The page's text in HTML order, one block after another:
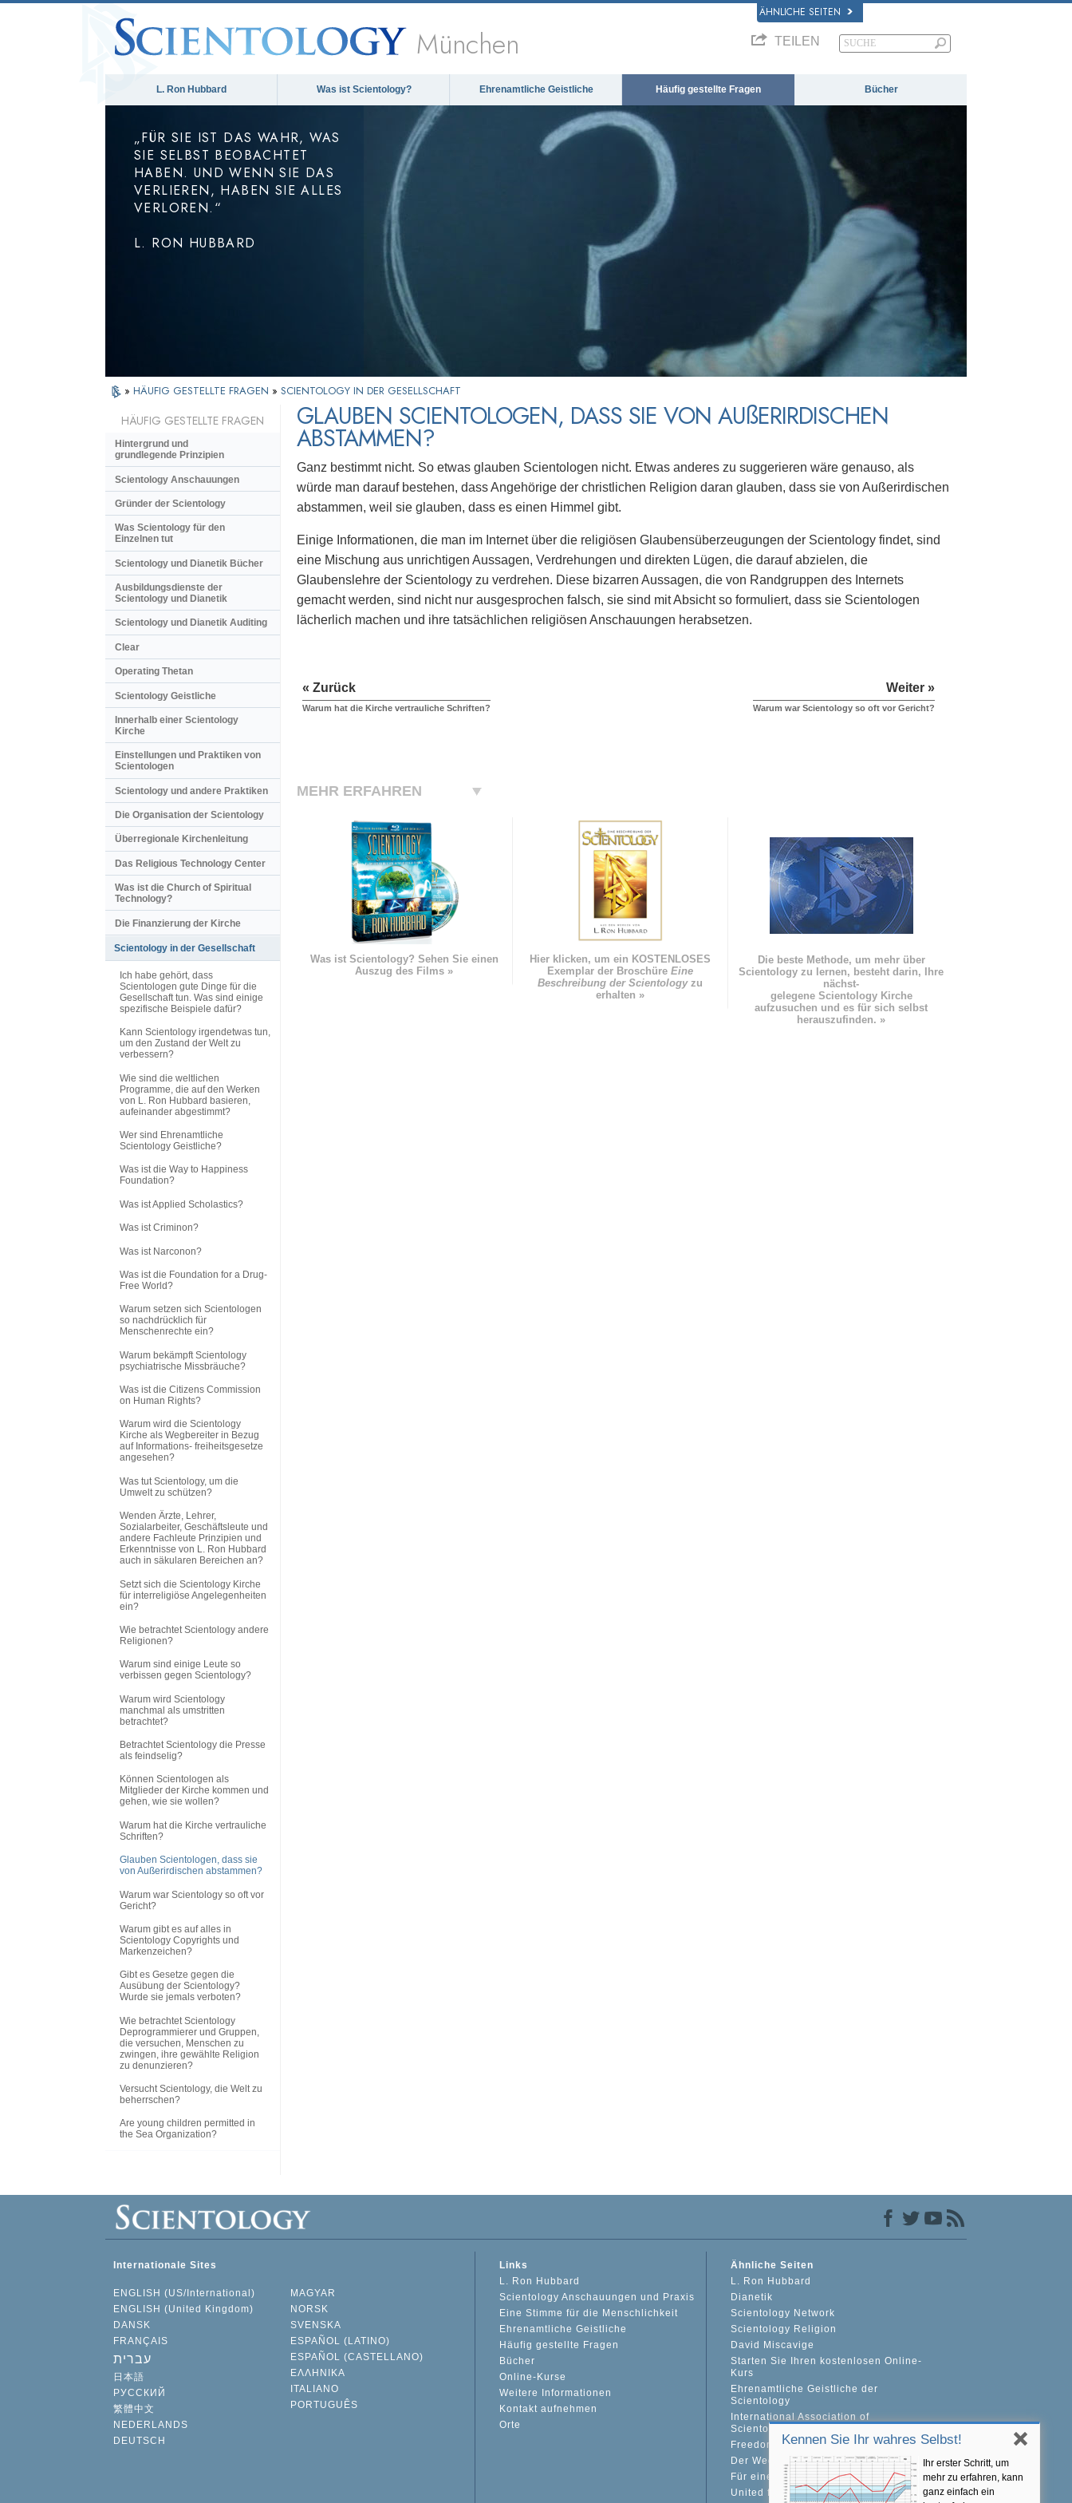
ÄHNLICHE SEITEN
München TEILEN
L. Ron Hubbard Was ist Scientology? Ehrenamtliche Geistliche Häufig gestellte Fragen Bücher
„FÜR SIE IST DAS WAHR, WAS
SIE SELBST BEOBACHTET
HABEN. UND WENN SIE DAS
VERLIEREN, HABEN SIE ALLES
VERLOREN.“
L. RON HUBBARD
» HÄUFIG GESTELLTE FRAGEN » SCIENTOLOGY IN DER GESELLSCHAFT
GLAUBEN SCIENTOLOGEN, DASS SIE VON AUßERIRDISCHEN
ABSTAMMEN?
Ganz bestimmt nicht. So etwas glauben Scientologen nicht. Etwas anderes zu suggerieren wäre genauso, als
würde man darauf bestehen, dass Angehörige der christlichen Religion daran glauben, dass sie von Außerirdischen
abstammen, weil sie glauben, dass es einen Himmel gibt.
Einige Informationen, die man im Internet über die religiösen Glaubensüberzeugungen der Scientology findet, sind
eine Mischung aus unrichtigen Aussagen, Verdrehungen und direkten Lügen, die darauf abzielen, die
Glaubenslehre der Scientology zu verdrehen. Diese bizarren Aussagen, die von Randgruppen des Internets
gemacht werden, sind nicht nur ausgesprochen falsch, sie sind mit Absicht so formuliert, dass sie Scientologen
lächerlich machen und ihre tatsächlichen religiösen Anschauungen herabsetzen.
« Zurück
Warum hat die Kirche vertrauliche Schriften?
Weiter »
Warum war Scientology so oft vor Gericht?
MEHR ERFAHREN
Was ist Scientology? Sehen Sie einen
Auszug des Films »
Hier klicken, um ein KOSTENLOSES
Exemplar der Broschüre Eine
Beschreibung der Scientologyzu
erhalten »
Die beste Methode, um mehr über
Scientology zu lernen, besteht darin, Ihre
nächst-
gelegene Scientology Kirche
aufzusuchen und es für sich selbst
herauszufinden. »
HÄUFIG GESTELLTE FRAGEN
Hintergrund und
grundlegende Prinzipien
Scientology Anschauungen
Gründer der Scientology
Was Scientology für den
Einzelnen tut
Scientology und Dianetik Bücher
Ausbildungsdienste der
Scientology und Dianetik
Scientology und Dianetik Auditing
Clear
Operating Thetan
Scientology Geistliche
Innerhalb einer Scientology
Kirche
Einstellungen und Praktiken von
Scientologen
Scientology und andere Praktiken
Die Organisation der Scientology
Überregionale Kirchenleitung
Das Religious Technology Center
Was ist die Church of Spiritual
Technology?
Die Finanzierung der Kirche
Scientology in der Gesellschaft
Ich habe gehört, dass
Scientologen gute Dinge für die
Gesellschaft tun. Was sind einige
spezifische Beispiele dafür?
Kann Scientology irgendetwas tun,
um den Zustand der Welt zu
verbessern?
Wie sind die weltlichen
Programme, die auf den Werken
von L. Ron Hubbard basieren,
aufeinander abgestimmt?
Wer sind Ehrenamtliche
Scientology Geistliche?
Was ist die Way to Happiness
Foundation?
Was ist Applied Scholastics?
Was ist Criminon?
Was ist Narconon?
Was ist die Foundation for a Drug-
Free World?
Warum setzen sich Scientologen
so nachdrücklich für
Menschenrechte ein?
Warum bekämpft Scientology
psychiatrische Missbräuche?
Was ist die Citizens Commission
on Human Rights?
Warum wird die Scientology
Kirche als Wegbereiter in Bezug
auf Informations- freiheitsgesetze
angesehen?
Was tut Scientology, um die
Umwelt zu schützen?
Wenden Ärzte, Lehrer,
Sozialarbeiter, Geschäftsleute und
andere Fachleute Prinzipien und
Erkenntnisse von L. Ron Hubbard
auch in säkularen Bereichen an?
Setzt sich die Scientology Kirche
für interreligiöse Angelegenheiten
ein?
Wie betrachtet Scientology andere
Religionen?
Warum sind einige Leute so
verbissen gegen Scientology?
Warum wird Scientology
manchmal als umstritten
betrachtet?
Betrachtet Scientology die Presse
als feindselig?
Können Scientologen als
Mitglieder der Kirche kommen und
gehen, wie sie wollen?
Warum hat die Kirche vertrauliche
Schriften?
Glauben Scientologen, dass sie
von Außerirdischen abstammen?
Warum war Scientology so oft vor
Gericht?
Warum gibt es auf alles in
Scientology Copyrights und
Markenzeichen?
Gibt es Gesetze gegen die
Ausübung der Scientology?
Wurde sie jemals verboten?
Wie betrachtet Scientology
Deprogrammierer und Gruppen,
die versuchen, Menschen zu
zwingen, ihre gewählte Religion
zu denunzieren?
Versucht Scientology, die Welt zu
beherrschen?
Are young children permitted in
the Sea Organization?
Kennen Sie Ihr wahres Selbst!
Ihr erster Schritt, um
mehr zu erfahren, kann
ganz einfach ein
Internationale Sites
ENGLISH (US/International)
ENGLISH (United Kingdom)
DANSK
FRANÇAIS
עברית
日本語
РУССКИЙ
繁體中文
NEDERLANDS
DEUTSCH
MAGYAR
NORSK
SVENSKA
ESPAÑOL (LATINO)
ESPAÑOL (CASTELLANO)
ΕΛΛΗΝΙΚA
ITALIANO
PORTUGUÊS
Links
L. Ron Hubbard
Scientology Anschauungen und Praxis
Eine Stimme für die Menschlichkeit
Ehrenamtliche Geistliche
Häufig gestellte Fragen
Bücher
Online-Kurse
Weitere Informationen
Kontakt aufnehmen
Orte
Ähnliche Seiten
L. Ron Hubbard
Dianetik
Scientology Network
Scientology Religion
David Miscavige
Starten Sie Ihren kostenlosen Online-
Kurs
Ehrenamtliche Geistliche der
Scientology
International Association of
Scientologists
Freedom Magazine
Der Weg zum Glücklichsein
Für eine Welt ohne Drogenkonsum
United for Human Rights